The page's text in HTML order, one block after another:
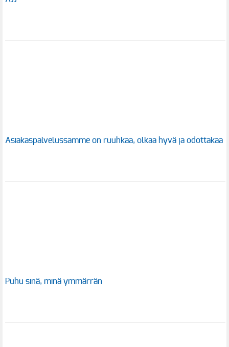
Asiakaspalvelussamme on ruuhkaa, olkaa hyvä ja odottakaa
Puhu sinä, minä ymmärrän